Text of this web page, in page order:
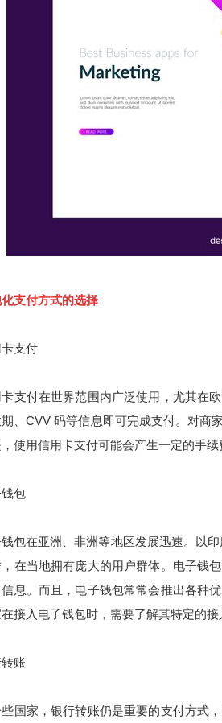
支付方式的选择
支付
支付在世界范围内广泛使用，尤其在
、CVV 码等信息即可完成支付。对商
使用信用卡支付可能会产生一定的手
包
包在亚洲、非洲等地区发展迅速。以
在当地拥有庞大的用户群体。电子钱
息。而且，电子钱包常常会推出各种
接入电子钱包时，需要了解其特定的接
账
国家，银行转账仍是重要的支付方式